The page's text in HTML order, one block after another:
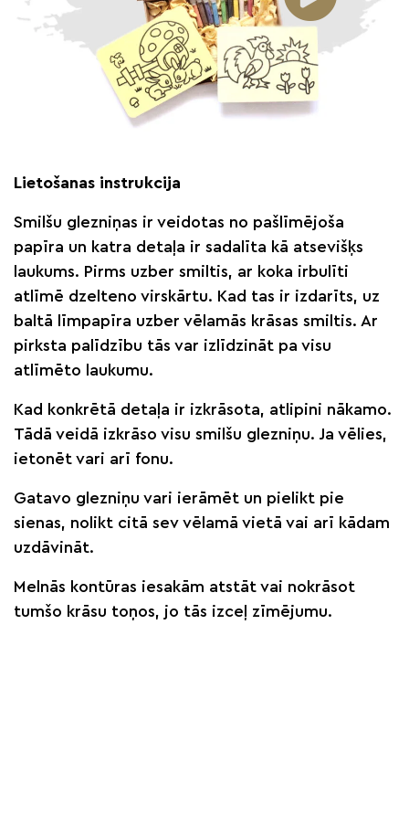
Lietošanas instrukcija
Smilšu glezniņas ir veidotas no pašlīmējoša
papīra un katra detaļa ir sadalīta kā atsevišķs
laukums. Pirms uzber smiltis, ar koka irbulīti
atlīmē dzelteno virskārtu. Kad tas ir izdarīts, uz
baltā līmpapīra uzber vēlamās krāsas smiltis. Ar
pirksta palīdzību tās var izlīdzināt pa visu
atlīmēto laukumu.
Kad konkrētā detaļa ir izkrāsota, atlipini nākamo.
Tādā veidā izkrāso visu smilšu glezniņu. Ja vēlies,
ietonēt vari arī fonu.
Gatavo glezniņu vari ierāmēt un pielikt pie
sienas, nolikt citā sev vēlamā vietā vai arī kādam
uzdāvināt.
Melnās kontūras iesakām atstāt vai nokrāsot
tumšo krāsu toņos, jo tās izceļ zīmējumu.